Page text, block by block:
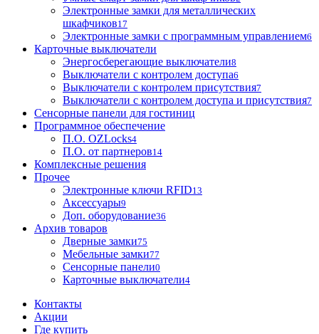
Электронные замки для металлических
шкафчиков17
Электронные замки с программным управлением6
Карточные выключатели
Энергосберегающие выключатели8
Выключатели с контролем доступа6
Выключатели с контролем присутствия7
Выключатели с контролем доступа и присутствия7
Сенсорные панели для гостиниц
Программное обеспечение
П.О. OZLocks4
П.О. от партнеров14
Комплексные решения
Прочее
Электронные ключи RFID13
Аксессуары9
Доп. оборудование36
Архив товаров
Дверные замки75
Мебельные замки77
Сенсорные панели0
Карточные выключатели4
Контакты
Акции
Где купить